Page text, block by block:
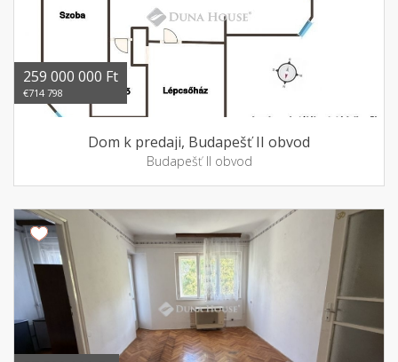
259 000 000 Ft
€714 798
Dom k predaji, Budapešť II obvod
Budapešť II obvod